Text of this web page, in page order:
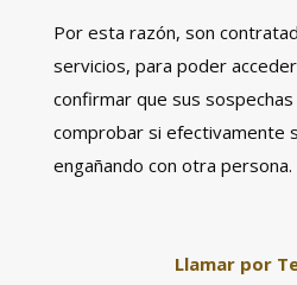
Por esta razón, son
servicios, para poder
confirmar que sus
comprobar si efectivamente
engañando con otra persona.
Llamar por